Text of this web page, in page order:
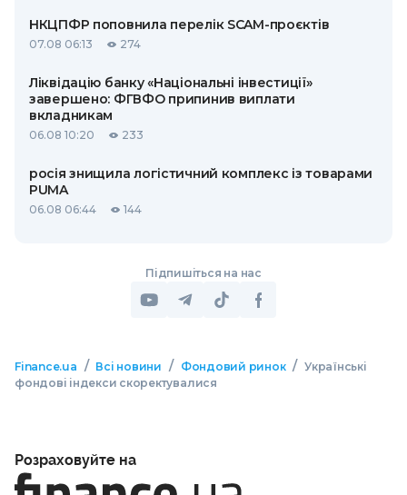
НКЦПФР поповнила перелік SCAM-проєктів
07.08 06:13 274
Ліквідацію банку «Національні інвестиції»
завершено: ФГВФО припинив виплати
вкладникам
06.08 10:20 233
росія знищила логістичний комплекс із товарами
PUMA
06.08 06:44 144
Підпишіться на нас
Finance.ua / Всі новини / Фондовий ринок / Українські
фондові індекси скоректувалися
Розраховуйте на